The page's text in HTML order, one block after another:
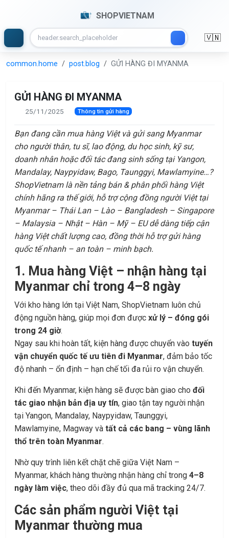
SHOPVIETNAM
🇻🇳
common.home post.blog GỬI HÀNG ĐI MYANMA
GỬI HÀNG ĐI MYANMA
25/11/2025 Thông tin gửi hàng
Bạn đang cần mua hàng Việt và gửi sang Myanmar
cho người thân, tu sĩ, lao động, du học sinh, kỹ sư,
doanh nhân hoặc đối tác đang sinh sống tại Yangon,
Mandalay, Naypyidaw, Bago, Taunggyi, Mawlamyine…?
ShopVietnam là nền tảng bán & phân phối hàng Việt
chính hãng ra thế giới, hỗ trợ cộng đồng người Việt tại
Myanmar – Thái Lan – Lào – Bangladesh – Singapore
– Malaysia – Nhật – Hàn – Mỹ – EU dễ dàng tiếp cận
hàng Việt chất lượng cao, đồng thời hỗ trợ gửi hàng
quốc tế nhanh – an toàn – minh bạch.
1. Mua hàng Việt – nhận hàng tại
Myanmar chỉ trong 4–8 ngày
Với kho hàng lớn tại Việt Nam, ShopVietnam luôn chủ
động nguồn hàng, giúp mọi đơn được xử lý – đóng gói
trong 24 giờ.
Ngay sau khi hoàn tất, kiện hàng được chuyển vào tuyến
vận chuyển quốc tế ưu tiên đi Myanmar, đảm bảo tốc
độ nhanh – ổn định – hạn chế tối đa rủi ro vận chuyển.
Khi đến Myanmar, kiện hàng sẽ được bàn giao cho đối
tác giao nhận bản địa uy tín, giao tận tay người nhận
tại Yangon, Mandalay, Naypyidaw, Taunggyi,
Mawlamyine, Magway và tất cả các bang – vùng lãnh
thổ trên toàn Myanmar.
Nhờ quy trình liên kết chặt chẽ giữa Việt Nam –
Myanmar, khách hàng thường nhận hàng chỉ trong 4–8
ngày làm việc, theo dõi đầy đủ qua mã tracking 24/7.
Các sản phẩm người Việt tại
Myanmar thường mua